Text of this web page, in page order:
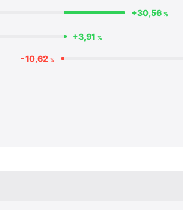
+30,56 %
+3,91 %
-10,62 %